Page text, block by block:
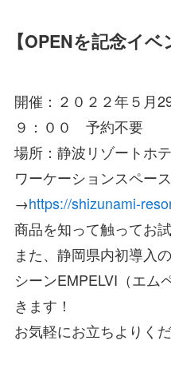
【OPENを記念イベ
開催：２０２２年５月
９：００ 予約不要
場所：静波リゾートホ
ワーケーションスペース
→https://shizunami-
商品を知って触ってお
また、静岡県内初導入
シーンEMPELVI（エム
きます！
お気軽にお立ちよりく